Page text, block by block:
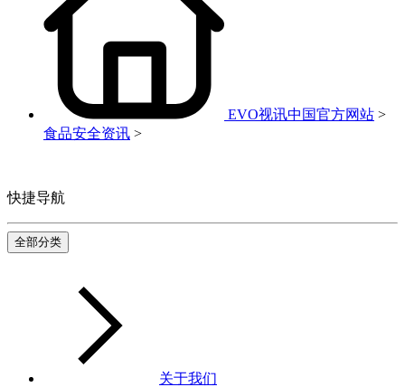
EVO视讯中国官方网站 >
食品安全资讯 >
快捷导航
全部分类
关于我们